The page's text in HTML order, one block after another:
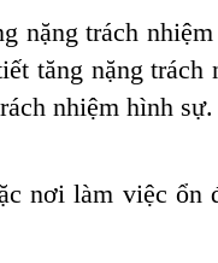
nặng trách
tăng nặng
nhiệm hình sự.
nơi làm việc ổn